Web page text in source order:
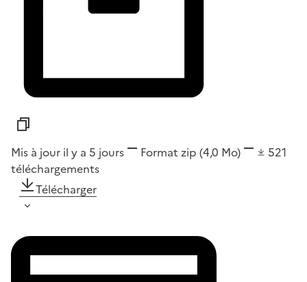
Mis à jour il y a 5 jours Format zip (4,0 Mo)
521
téléchargements
Télécharger